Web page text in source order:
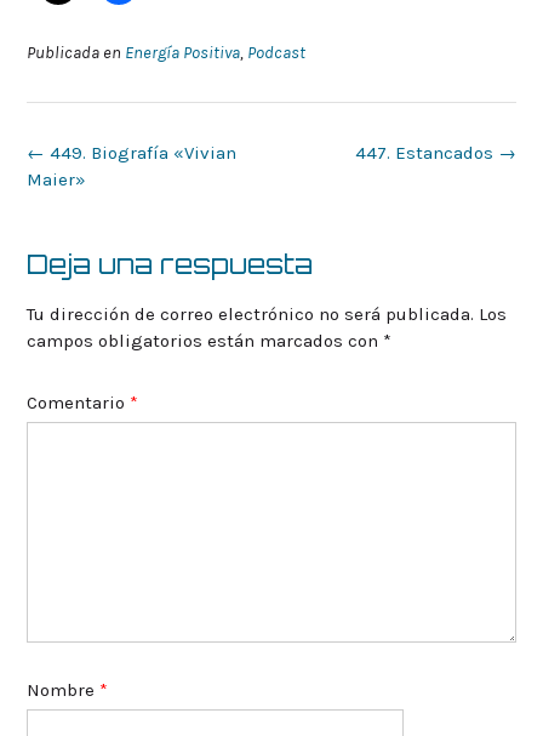
Publicada en Energía Positiva, Podcast
Navegación
de
447. Estancados →
← 449. Biografía «Vivian
Maier»
Deja una respuesta
Tu dirección de correo electrónico no será publicada. Los
campos obligatorios están marcados con *
Comentario *
Nombre *